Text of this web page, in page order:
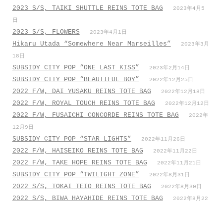
2023 S/S, TAIKI SHUTTLE REINS TOTE BAG
2023年4月5
日
2023 S/S, FLOWERS 2023年4月1日
Hikaru Utada “Somewhere Near Marseilles”
2023年3月
18日
SUBSIDY CITY POP “ONE LAST KISS” 2023年2月14日
SUBSIDY CITY POP “BEAUTIFUL BOY” 2022年12月25日
2022 F/W, DAI YUSAKU REINS TOTE BAG 2022年12月18日
2022 F/W, ROYAL TOUCH REINS TOTE BAG 2022年12月12日
2022 F/W, FUSAICHI CONCORDE REINS TOTE BAG
2022年
12月9日
SUBSIDY CITY POP “STAR LIGHTS” 2022年11月26日
2022 F/W, HAISEIKO REINS TOTE BAG 2022年11月22日
2022 F/W, TAKE HOPE REINS TOTE BAG 2022年11月21日
SUBSIDY CITY POP “TWILIGHT ZONE” 2022年8月31日
2022 S/S, TOKAI TEIO REINS TOTE BAG 2022年8月30日
2022 S/S, BIWA HAYAHIDE REINS TOTE BAG
2022年8月22